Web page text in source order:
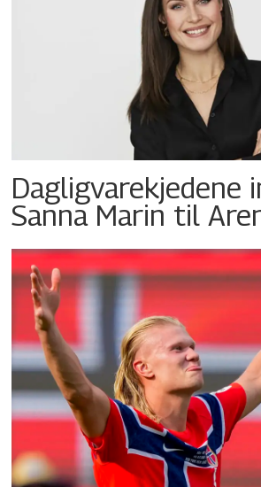
Dagligvarekjedene
Sanna Marin til